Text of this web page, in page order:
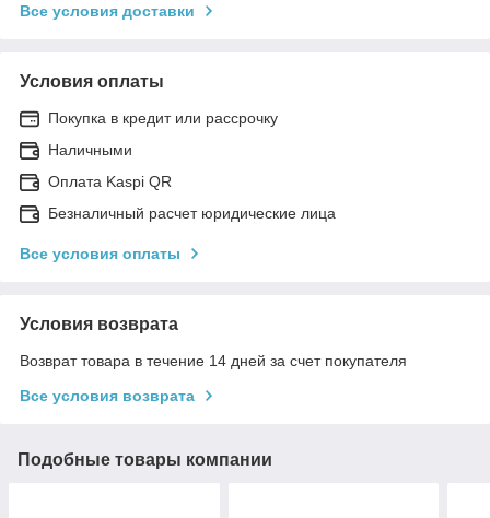
Все условия доставки
Условия оплаты
Покупка в кредит или рассрочку
Наличными
Оплата Kaspi QR
Безналичный расчет юридические лица
Все условия оплаты
Условия возврата
Возврат товара в течение 14 дней за счет покупателя
Все условия возврата
Подобные товары компании